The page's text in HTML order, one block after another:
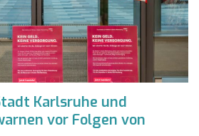
Karlsruhe und
vor Folgen von